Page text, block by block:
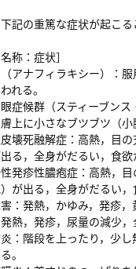
記の重篤な症状が起こる
称：症状］
アナフィラキシー）：
れる。
症候群（スティーブン
上に小さなブツブツ（
壊死融解症：高熱，目
る，全身がだるい，食
発疹性膿疱症：高熱，
）が出る，全身がだるい
：発熱，かゆみ，発疹
熱，発疹，尿量の減少
：階段を上ったり，少
。